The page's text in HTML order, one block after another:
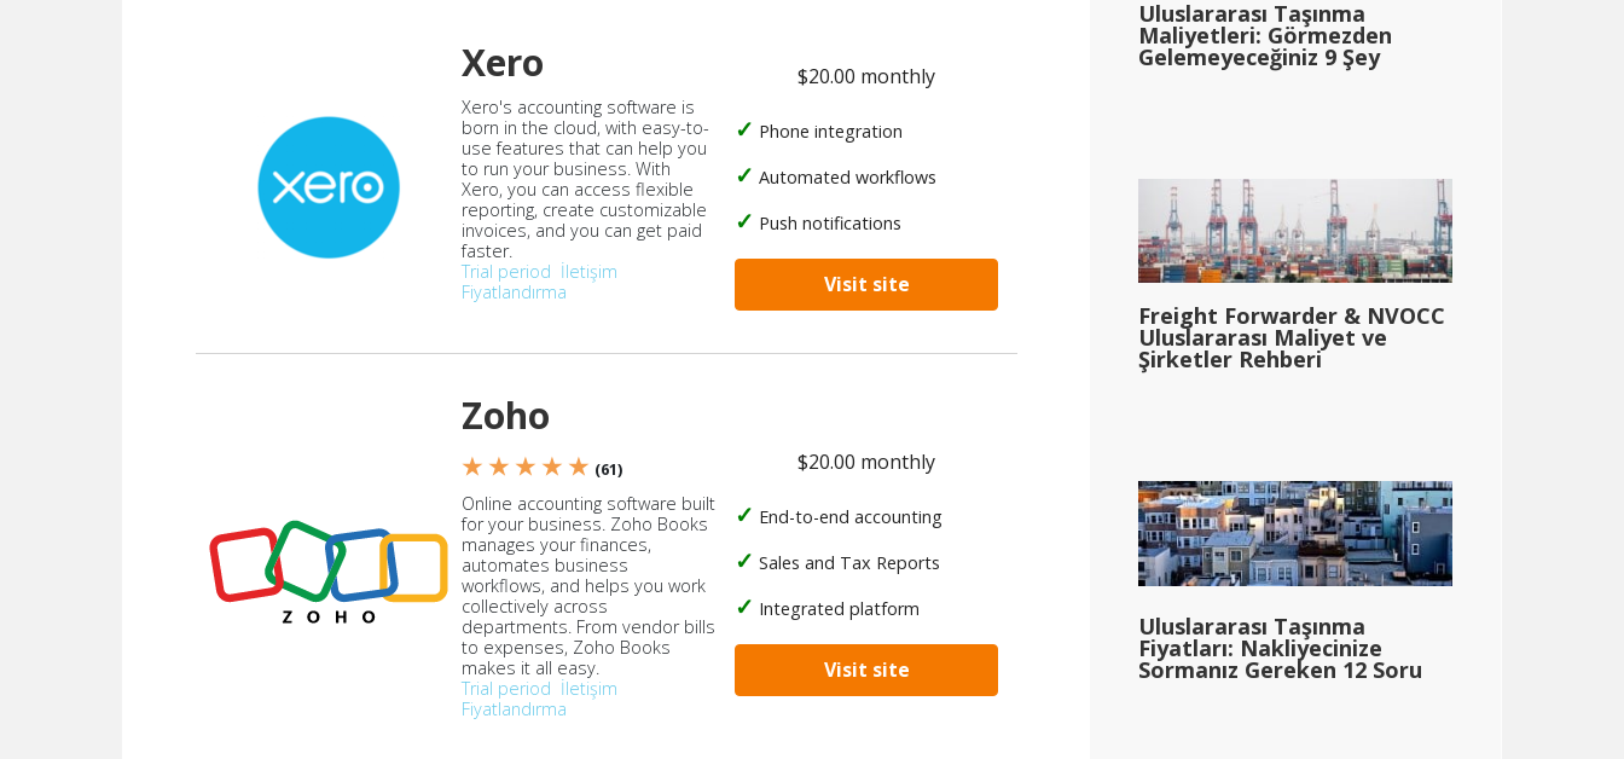
Xero
Xero's accounting software is
born in the cloud, with easy-to-
use features that can help you
to run your business. With
Xero, you can access flexible
reporting, create customizable
invoices, and you can get paid
faster.
Trial period İletişim
Fiyatlandırma
$20.00 monthly
Phone integration
Automated workflows
Push notifications
Visit site
Zoho
★ ★ ★ ★ ★ (61)
Online accounting software built
for your business. Zoho Books
manages your finances,
automates business
workflows, and helps you work
collectively across
departments. From vendor bills
to expenses, Zoho Books
makes it all easy.
Trial period İletişim
Fiyatlandırma
$20.00 monthly
End-to-end accounting
Sales and Tax Reports
Integrated platform
Visit site
Uluslararası Taşınma
Maliyetleri: Görmezden
Gelemeyeceğiniz 9 Şey
Freight Forwarder & NVOCC
Uluslararası Maliyet ve
Şirketler Rehberi
Uluslararası Taşınma
Fiyatları: Nakliyecinize
Sormanız Gereken 12 Soru